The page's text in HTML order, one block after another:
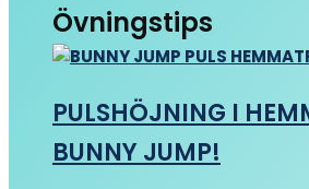
Övningstips
PULSHÖJNING I
BUNNY JUMP!